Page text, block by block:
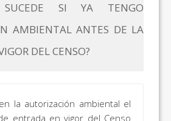
SI YA TENGO
AMBIENTAL ANTES DE LA
DEL CENSO?
la autorización ambiental el
entrada en vigor del Censo